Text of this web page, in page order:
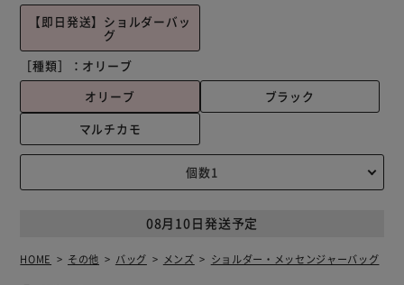
【即日発送】ショルダーバッ
グ
［種類］： オリーブ
オリーブ
ブラック
マルチカモ
08月10日発送予定
HOME その他 バッグ メンズ ショルダー・メッセンジャーバッグ